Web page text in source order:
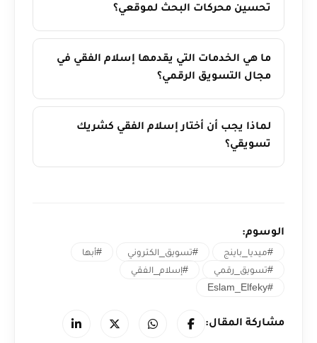
تحسين محركات البحث لموقعي؟
ما هي الخدمات التي يقدمها إسلام الفقي في
مجال التسويق الرقمي؟
لماذا يجب أن أختار إسلام الفقي كشريك
تسويقي؟
الوسوم:
#ميديا_باينج #تسويق_الكتروني
#أبها
#تسويق_رقمي
#إسلام_الفقي
#Eslam_Elfeky
مشاركة المقال: